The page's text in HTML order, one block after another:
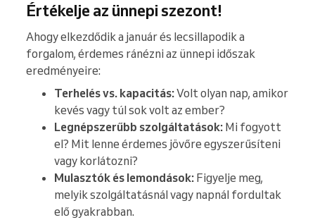
Értékelje az ünnepi szezont!
Ahogy elkezdődik a január és lecsillapodik a
forgalom, érdemes ránézni az ünnepi időszak
eredményeire:
Terhelés vs. kapacitás:Volt olyan nap, amikor
kevés vagy túl sok volt az ember?
Legnépszerűbb szolgáltatások: Mi fogyott
el? Mit lenne érdemes jövőre egyszerűsíteni
vagy korlátozni?
Mulasztók és lemondások: Figyelje meg,
melyik szolgáltatásnál vagy napnál fordultak
elő gyakrabban.